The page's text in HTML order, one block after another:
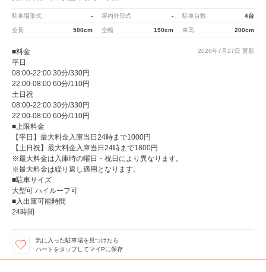
駐車場形式 - 屋内外形式 - 駐車台数 4台
全長 500cm 全幅 190cm 車高 200cm
2026年7月27日 更新
■料金
平日
08:00-22:00 30分/330円
22:00-08:00 60分/110円
土日祝
08:00-22:00 30分/330円
22:00-08:00 60分/110円
■上限料金
【平日】最大料金入庫当日24時まで1000円
【土日祝】最大料金入庫当日24時まで1800円
※最大料金は入庫時の曜日・祝日により異なります。
※最大料金は繰り返し適用となります。
■駐車サイズ
大型可 ハイルーフ可
■入出庫可能時間
24時間
気に入った駐車場を見つけたら
ハートをタップしてマイPに保存